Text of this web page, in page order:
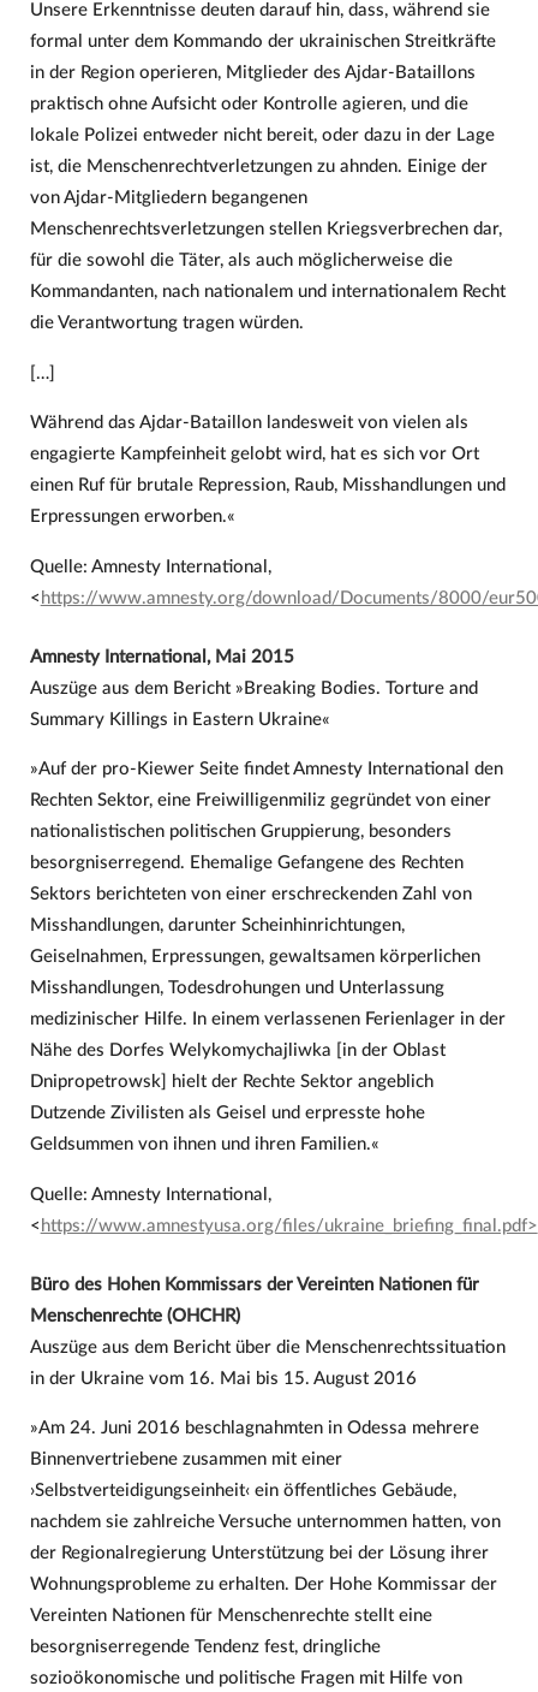
Unsere Erkenntnisse deuten darauf hin, dass, während sie
formal unter dem Kommando der ukrainischen Streitkräfte
in der Region operieren, Mitglieder des Ajdar-Bataillons
praktisch ohne Aufsicht oder Kontrolle agieren, und die
lokale Polizei entweder nicht bereit, oder dazu in der Lage
ist, die Menschenrechtverletzungen zu ahnden. Einige der
von Ajdar-Mitgliedern begangenen
Menschenrechtsverletzungen stellen Kriegsverbrechen dar,
für die sowohl die Täter, als auch möglicherweise die
Kommandanten, nach nationalem und internationalem Recht
die Verantwortung tragen würden.
[…]
Während das Ajdar-Bataillon landesweit von vielen als
engagierte Kampfeinheit gelobt wird, hat es sich vor Ort
einen Ruf für brutale Repression, Raub, Misshandlungen und
Erpressungen erworben.«
Quelle: Amnesty International,
< https://www.amnesty.org/download/Documents/8000/
Amnesty International, Mai 2015
Auszüge aus dem Bericht »Breaking Bodies. Torture and
Summary Killings in Eastern Ukraine«
»Auf der pro-Kiewer Seite findet Amnesty International den
Rechten Sektor, eine Freiwilligenmiliz gegründet von einer
nationalistischen politischen Gruppierung, besonders
besorgniserregend. Ehemalige Gefangene des Rechten
Sektors berichteten von einer erschreckenden Zahl von
Misshandlungen, darunter Scheinhinrichtungen,
Geiselnahmen, Erpressungen, gewaltsamen körperlichen
Misshandlungen, Todesdrohungen und Unterlassung
medizinischer Hilfe. In einem verlassenen Ferienlager in der
Nähe des Dorfes Welykomychajliwka [in der Oblast
Dnipropetrowsk] hielt der Rechte Sektor angeblich
Dutzende Zivilisten als Geisel und erpresste hohe
Geldsummen von ihnen und ihren Familien.«
Quelle: Amnesty International,
< https://www.amnestyusa.org/files/ukraine_briefing_final.pdf>
Büro des Hohen Kommissars der Vereinten Nationen für
Menschenrechte (OHCHR)
Auszüge aus dem Bericht über die Menschenrechtssituation
in der Ukraine vom 16. Mai bis 15. August 2016
»Am 24. Juni 2016 beschlagnahmten in Odessa mehrere
Binnenvertriebene zusammen mit einer
›Selbstverteidigungseinheit‹ ein öffentliches Gebäude,
nachdem sie zahlreiche Versuche unternommen hatten, von
der Regionalregierung Unterstützung bei der Lösung ihrer
Wohnungsprobleme zu erhalten. Der Hohe Kommissar der
Vereinten Nationen für Menschenrechte stellt eine
besorgniserregende Tendenz fest, dringliche
sozioökonomische und politische Fragen mit Hilfe von